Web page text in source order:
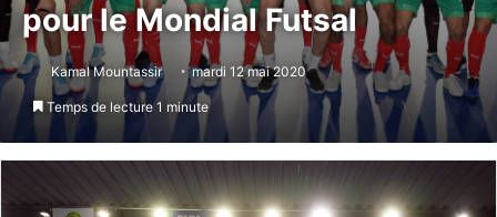
pour le Mondial Futsal
Kamal Mountassir mardi 12 mai 2020
Temps de lecture 1 minute